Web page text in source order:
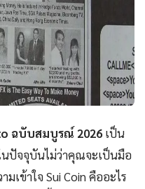
ฉบับสมบูรณ์ 2026 เป็น
นปัจจุบันไม่ว่าคุณจะเป็นมือ
เข้าใจ Sui Coin คืออะไร